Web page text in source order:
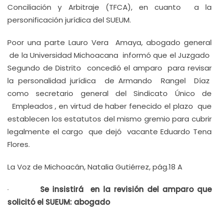
Conciliación y Arbitraje (TFCA), en cuanto a la
personificación jurídica del SUEUM.
Poor una parte Lauro Vera Amaya, abogado general
de la Universidad Michoacana informó que el Juzgado
Segundo de Distrito concedió el amparo para revisar
la personalidad jurídica de Armando Rangel Díaz
como secretario general del Sindicato Único de
Empleados , en virtud de haber fenecido el plazo que
establecen los estatutos del mismo gremio para cubrir
legalmente el cargo que dejó vacante Eduardo Tena
Flores.
La Voz de Michoacán, Natalia Gutiérrez, pág.18 A
· Se insistirá en la revisión del amparo que
solicitó el SUEUM: abogado